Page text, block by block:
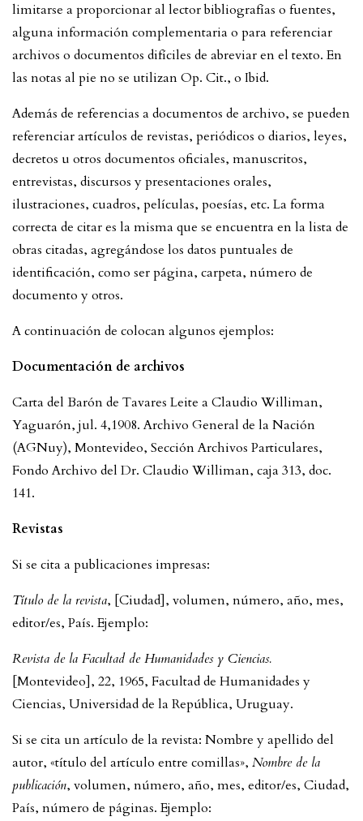
limitarse a proporcionar al lector bibliografías o fuentes,
alguna información complementaria o para referenciar
archivos o documentos difíciles de abreviar en el texto. En
las notas al pie no se utilizan Op. Cit., o Ibid.
Además de referencias a documentos de archivo, se pueden
referenciar artículos de revistas, periódicos o diarios, leyes,
decretos u otros documentos oficiales, manuscritos,
entrevistas, discursos y presentaciones orales,
ilustraciones, cuadros, películas, poesías, etc. La forma
correcta de citar es la misma que se encuentra en la lista de
obras citadas, agregándose los datos puntuales de
identificación, como ser página, carpeta, número de
documento y otros.
A continuación de colocan algunos ejemplos:
Documentación de archivos
Carta del Barón de Tavares Leite a Claudio Williman,
Yaguarón, jul. 4,1908. Archivo General de la Nación
(AGNuy), Montevideo, Sección Archivos Particulares,
Fondo Archivo del Dr. Claudio Williman, caja 313, doc.
141.
Revistas
Si se cita a publicaciones impresas:
Título de la revista, [Ciudad], volumen, número, año, mes,
editor/es, País. Ejemplo:
Revista de la Facultad de Humanidades y Ciencias.
[Montevideo], 22, 1965, Facultad de Humanidades y
Ciencias, Universidad de la República, Uruguay.
Si se cita un artículo de la revista: Nombre y apellido del
autor, «título del artículo entre comillas», Nombre de la
publicación, volumen, número, año, mes, editor/es, Ciudad,
País, número de páginas. Ejemplo: